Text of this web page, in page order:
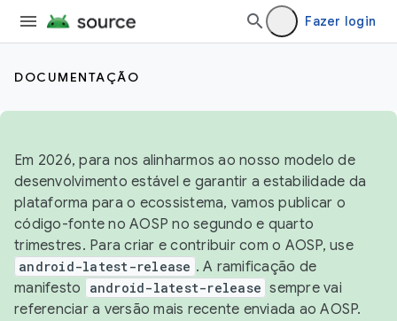
Fazer login
DOCUMENTAÇÃO
Em 2026, para nos alinharmos ao nosso modelo de
desenvolvimento estável e garantir a estabilidade da
plataforma para o ecossistema, vamos publicar o
código-fonte no AOSP no segundo e quarto
trimestres. Para criar e contribuir com o AOSP, use
android-latest-release . A ramificação de
manifesto
android-latest-release sempre vai
referenciar a versão mais recente enviada ao AOSP.